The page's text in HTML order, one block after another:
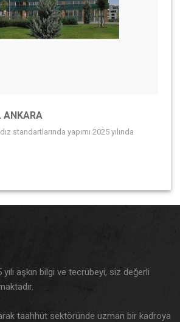
ANKARA
standartlarında yapımı 2025 yılında
aşkın bilgi ve tecrübeyi, siz değerli
taahhüt sektöründe uzman bir kadroya